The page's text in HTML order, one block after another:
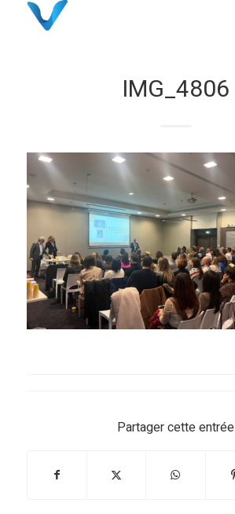
IMG_4806
Partager cette entrée